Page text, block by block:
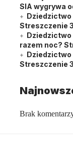
SIA wygrywa
Dziedzictwo
Streszczenie
Dziedzictwo
razem noc?
Dziedzictwo
Streszczenie
Brak